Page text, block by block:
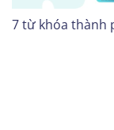
7 từ khóa thành